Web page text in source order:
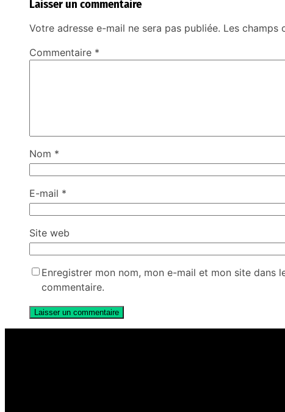
Laisser un commentaire
Votre adresse e-mail ne sera pas publiée. Les champs
Commentaire *
Nom *
E-mail *
Site web
Enregistrer mon nom, mon e-mail et mon site dans
commentaire.